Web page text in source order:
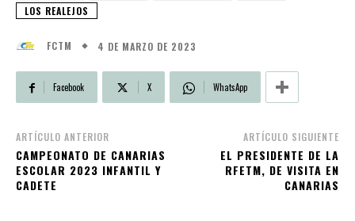
LOS REALEJOS
FCTM 4 DE MARZO DE 2023
Facebook X WhatsApp
ARTÍCULO ANTERIOR
CAMPEONATO DE CANARIAS
ESCOLAR 2023 INFANTIL Y
CADETE
ARTÍCULO SIGUIENTE
EL PRESIDENTE DE LA
RFETM, DE VISITA EN
CANARIAS